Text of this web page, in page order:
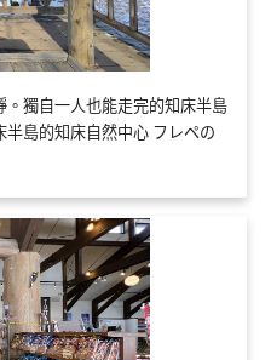
獨自一人也能走完的知床半島
島的知床自然中心 フレペの